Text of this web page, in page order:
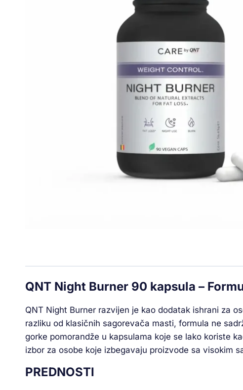
QNT Night Burner 90 kapsula –
QNT Night Burner razvijen je kao dodatak ishrani za
razliku od klasičnih sagorevača masti, formula ne
gorke pomorandže u kapsulama koje se lako koriste
izbor za osobe koje izbegavaju proizvode sa visokim
PREDNOSTI